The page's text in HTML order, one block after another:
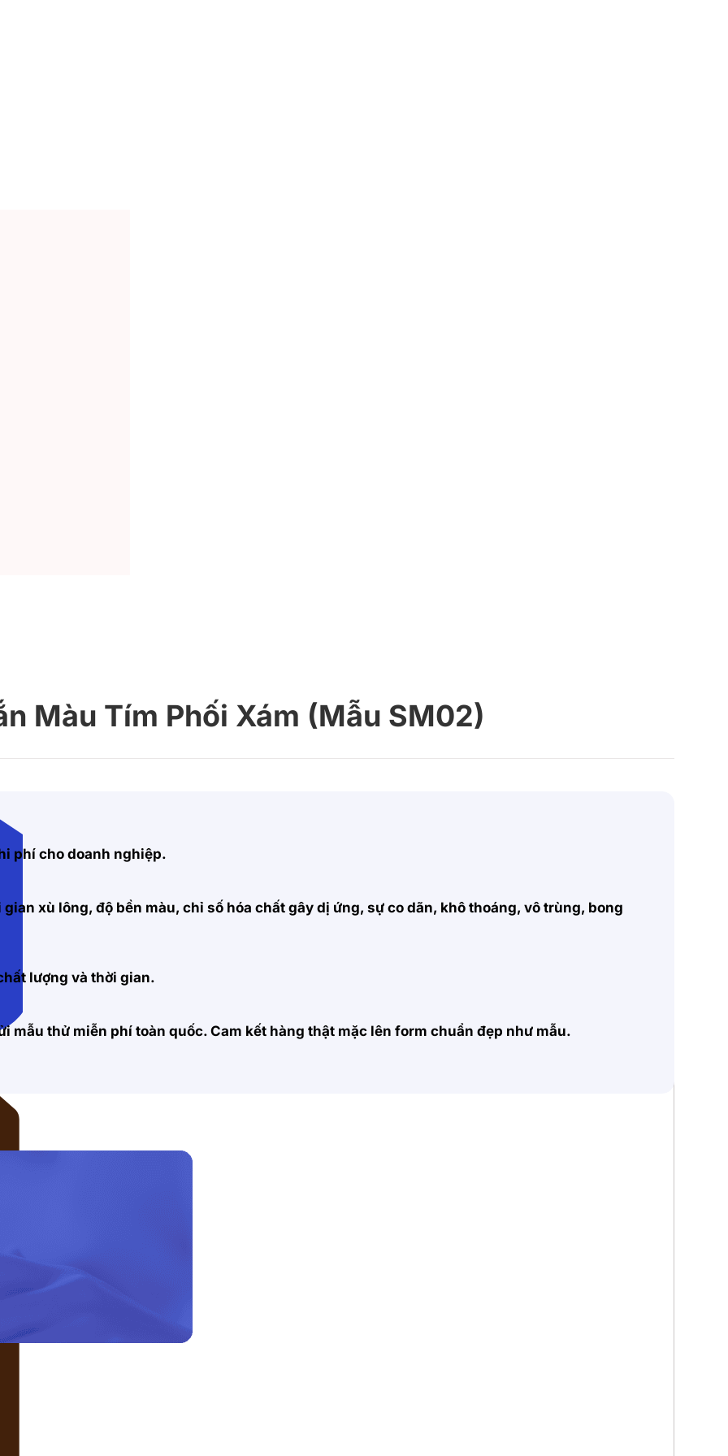
Màu Tím Phối Xám (Mẫu SM02)
phí cho doanh nghiệp.
xù lông, độ bền màu, chỉ số hóa chất gây dị ứng, sự co dãn, khô thoáng, vô trùng, bong
lượng và thời gian.
mẫu thử miễn phí toàn quốc. Cam kết hàng thật mặc lên form chuẩn đẹp như mẫu.